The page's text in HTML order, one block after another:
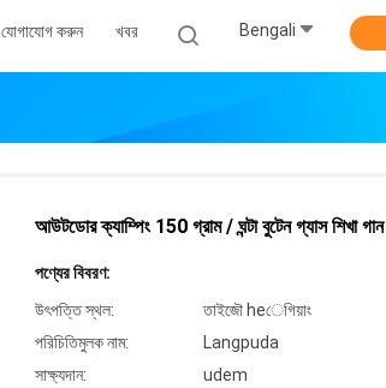
যোগাযোগ করুন খবর Bengali
আউটডোর ক্যাম্পিং 150 গ্রাম / ঘন্টা বুটেন গ্যাস শিখা গান
পণ্যের বিবরণ:
উৎপত্তি স্থল:
তাইজৌ heেগিয়াং
পরিচিতিমুলক নাম:
Langpuda
সাক্ষ্যদান:
udem